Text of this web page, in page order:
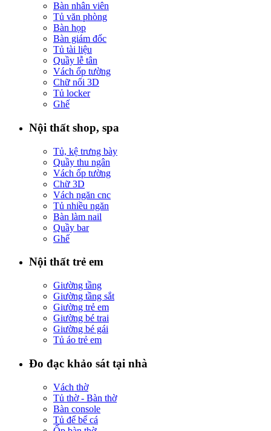
Bàn nhân viên
Tủ văn phòng
Bàn họp
Bàn giám đốc
Tủ tài liệu
Quầy lễ tân
Vách ốp tường
Chữ nổi 3D
Tủ locker
Ghế
Nội thất shop, spa
Tủ, kệ trưng bày
Quầy thu ngân
Vách ốp tường
Chữ 3D
Vách ngăn cnc
Tủ nhiều ngăn
Bàn làm nail
Quầy bar
Ghế
Nội thất trẻ em
Giường tầng
Giường tầng sắt
Giường trẻ em
Giường bé trai
Giường bé gái
Tủ áo trẻ em
Đo đạc khảo sát tại nhà
Vách thờ
Tủ thờ - Bàn thờ
Bàn console
Tủ để bể cá